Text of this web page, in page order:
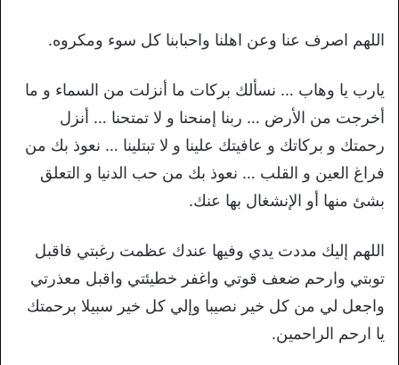
اللهم اصرف عنا وعن اهلنا واحبابنا كل سوء ومكروه.
يارب يا وهاب … نسألك بركات ما أنزلت من السماء و ما
أخرجت من الأرض … ربنا إمنحنا و لا تمتحنا … أنزل
رحمتك و بركاتك و عافيتك علينا و لا تبتلينا … نعوذ بك من
فراغ العين و القلب … نعوذ بك من حب الدنيا و التعلق
بشئ منها أو الإنشغال بها عنك.
اللهم إليك مددت يدي وفيها عندك عظمت رغبتي فاقبل
توبتي وارحم ضعف قوتي واغفر خطيئتي واقبل معذرتي
واجعل لي من كل خير نصيبا وإلي كل خير سبيلا برحمتك
يا ارحم الراحمين.